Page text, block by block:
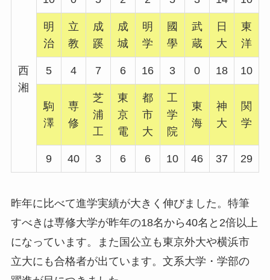
西
湘
明
治
立
教
成
蹊
成
城
明
学
國
學
武
蔵
日
大
東
洋
5 4 7 6 16 3 0 18 10
駒
澤
専
修
芝
浦
工
東
京
電
都
市
大
工
学
院
東
海
神
大
関
学
9 40 3 6 6 10 46 37 29
昨年に比べて進学実績が大きく伸びました。特筆
すべきは専修大学が昨年の18名から40名と2倍以上
になっています。また国公立も東京外大や横浜市
立大にも合格者が出ています。文系大学・学部の